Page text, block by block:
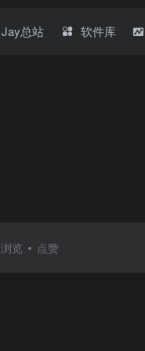
Jay总站 软件库
浏览 点赞